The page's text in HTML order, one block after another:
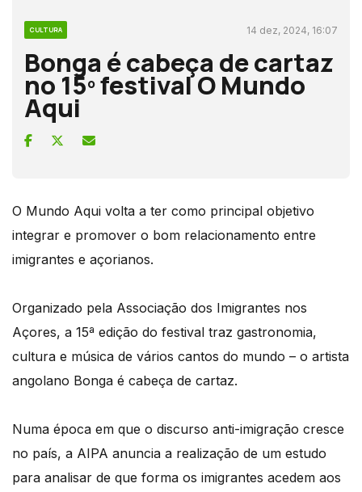
CULTURA 14 dez, 2024, 16:07
Bonga é cabeça de cartaz
no 15º festival O Mundo
Aqui
O Mundo Aqui volta a ter como principal objetivo
integrar e promover o bom relacionamento entre
imigrantes e açorianos.
Organizado pela Associação dos Imigrantes nos
Açores, a 15ª edição do festival traz gastronomia,
cultura e música de vários cantos do mundo – o artista
angolano Bonga é cabeça de cartaz.
Numa época em que o discurso anti-imigração cresce
no país, a AIPA anuncia a realização de um estudo
para analisar de que forma os imigrantes acedem aos